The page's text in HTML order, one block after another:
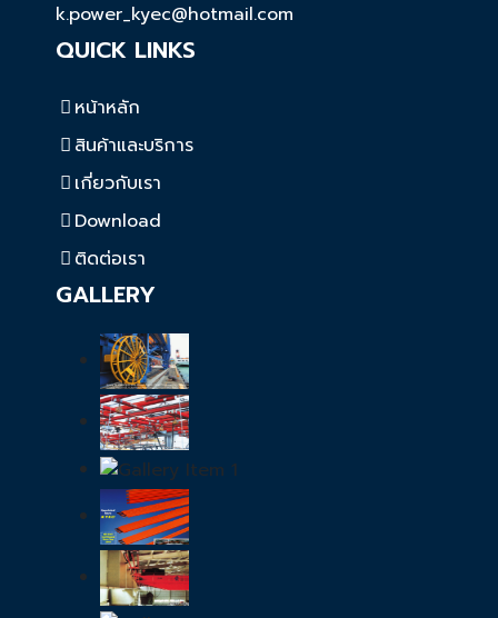
k.power_kyec@hotmail.com
QUICK LINKS
หน้าหลัก
สินค้าและบริการ
เกี่ยวกับเรา
Download
ติดต่อเรา
GALLERY